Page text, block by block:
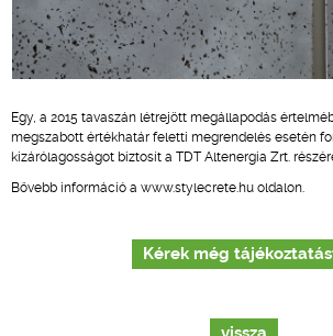
Egy, a 2015 tavaszán létrejött megállapodás
megszabott értékhatár feletti megrendelés esetén
kizárólagosságot biztosít a TDT Altenergia Zrt.
Bővebb információ a www.stylecrete.hu oldalon.
Kérek még